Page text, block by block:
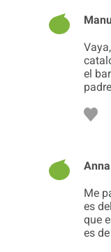
el
Anna
Me
es
que
es